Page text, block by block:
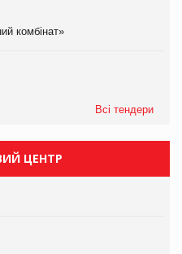
комбінат»
Всі тендери
ЦЕНТР